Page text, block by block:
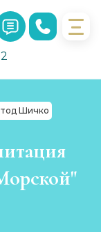
Шичко